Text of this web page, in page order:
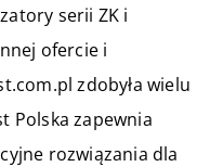
serii ZK i
ofercie i
zdobyła wielu
Polska zapewnia
rozwiązania dla